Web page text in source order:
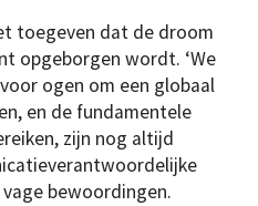
toegeven dat de droom
opgeborgen wordt. ‘We
ogen om een globaal
en de fundamentele
zijn nog altijd
bewoordingen.